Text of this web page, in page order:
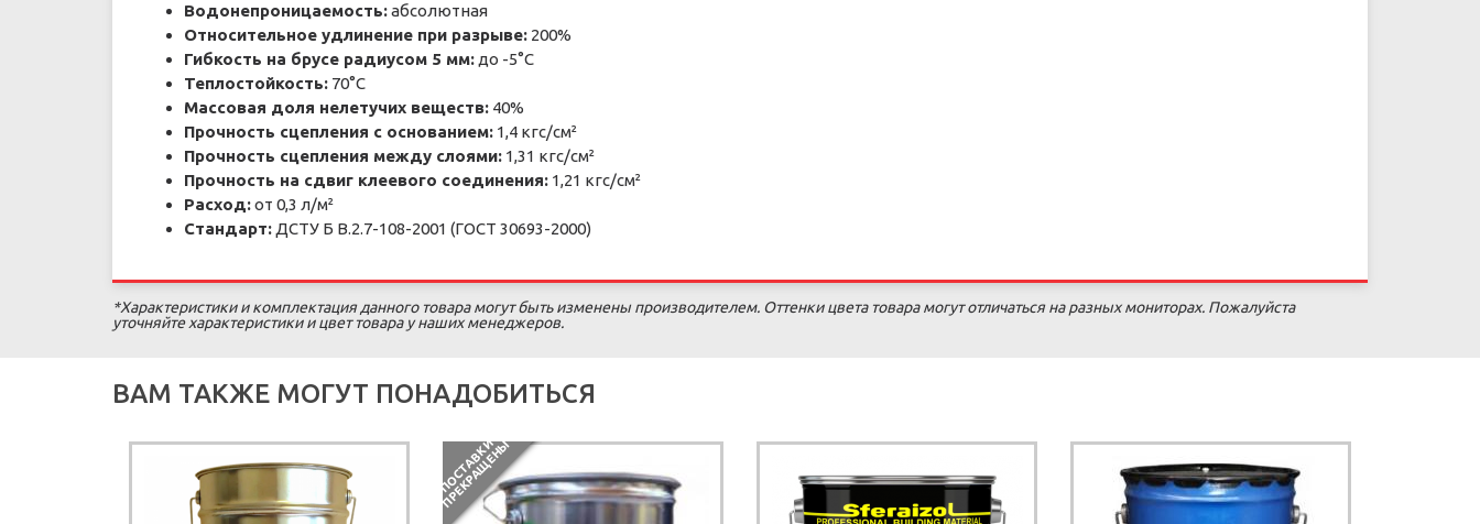
Водонепроницаемость:абсолютная
Относительное удлинение при разрыве: 200%
Гибкость на брусе радиусом 5 мм: до -5°C
Теплостойкость: 70°C
Массовая доля нелетучих веществ: 40%
Прочность сцепления с основанием: 1,4 кгс/см²
Прочность сцепления между слоями: 1,31 кгс/см²
Прочность на сдвиг клеевого соединения: 1,21 кгс/см²
Расход:от 0,3 л/м²
Стандарт: ДСТУ Б В.2.7-108-2001 (ГОСТ 30693-2000)
*Характеристики и комплектация данного товара могут быть изменены производителем. Оттенки цвета товара могут отличаться на разных мониторах. Пожалуйста
уточняйте характеристики и цвет товара у наших менеджеров.
ВАМ ТАКЖЕ МОГУТ ПОНАДОБИТЬСЯ
П
О
С
Т
А
В
К
И
П
Р
Е
К
Р
А
Щ
Е
Н
Ы